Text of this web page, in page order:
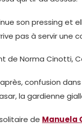
son pressing et
pas à servir une
de Norma Cinotti,
confusion
la gardienne
de Manuela